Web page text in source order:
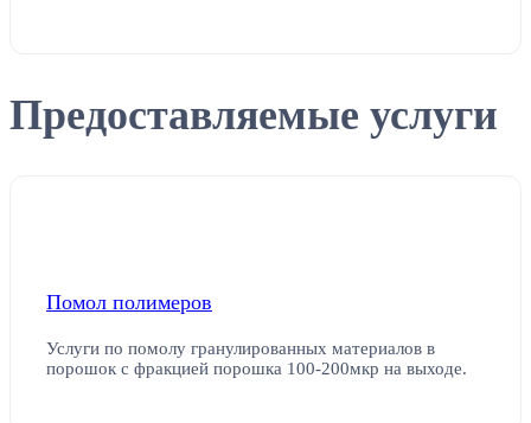
Предоставляемые услуги
Помол полимеров
Услуги по помолу гранулированных материалов в
порошок с фракцией порошка 100-200мкр на выходе.